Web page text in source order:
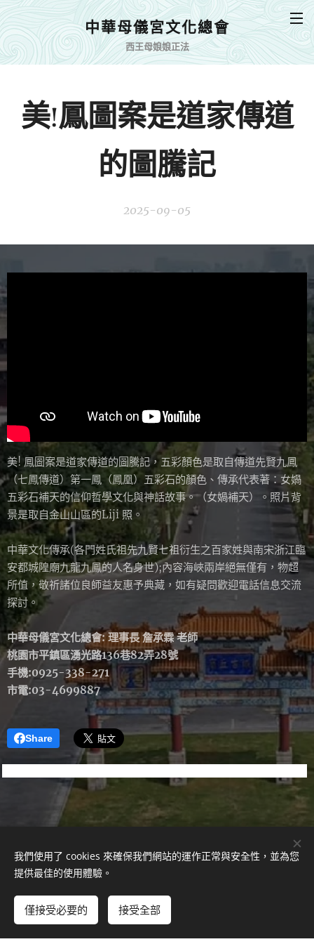
中華母儀宮文化總會
西王母娘娘正法
美!鳳圖案是道家傳道
的圖騰記
2025-09-05
美! 鳳圖案是道家傳道的圖騰記，五彩顏色是取自傳道先賢九鳳
（七鳳傳道）第一鳳（鳳凰）五彩石的顏色、傳承代表著：女媧
五彩石補天的信仰哲學文化與神話故事。（女媧補天）。照片背
景是取自金山山區的Liji 照。
中華文化傳承(各門姓氏祖先九賢七祖衍生之百家姓與南宋浙江臨
安都城隍廟九龍九鳳的人名身世);內容海峽兩岸絕無僅有，物超
所值，敬祈諸位良師益友惠予典藏，如有疑問歡迎電話信息交流
探討。
中華母儀宮文化總會: 理事長 詹承霖 老師
桃園市平鎮區湧光路136巷82弄28號
手機:0925-338-271
市電:03-4699887
Share
324 桃園市平鎮區湧光路136巷82弄28號1樓
版權所有 2021
由Webnode提供技術支援
免費建立您的網站！
我們使用了 cookies 來確保我們網站的運作正常與安全性，並為您
提供最佳的使用體驗。
僅接受必要的 接受全部